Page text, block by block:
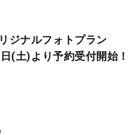
ジナルフォトプラン
(土)より予約受付開始！